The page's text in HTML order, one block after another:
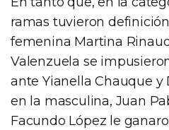
ramas tuvieron
femenina Martina
Valenzuela se
ante Yianella Chauque y
en la masculina, Juan
Facundo López le